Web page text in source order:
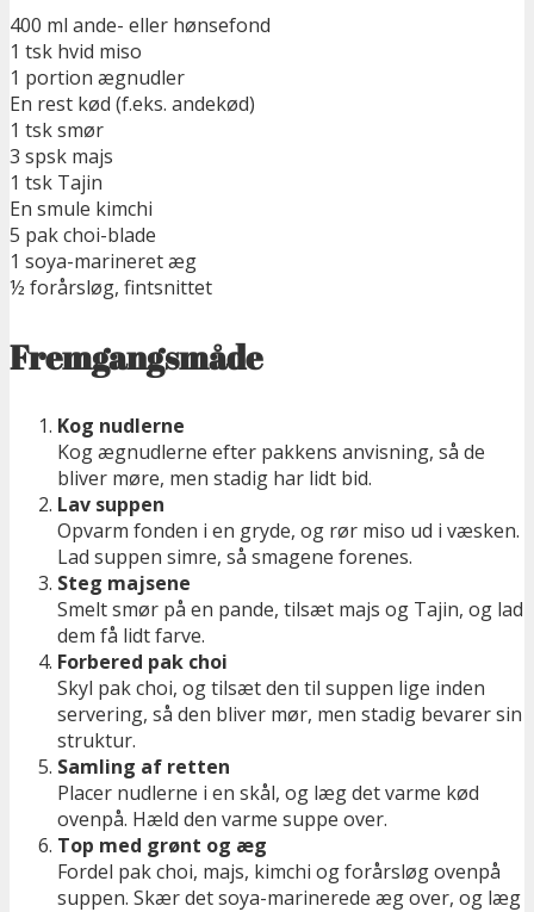
400 ml ande- eller hønsefond
1 tsk hvid miso
1 portion ægnudler
En rest kød (f.eks. andekød)
1 tsk smør
3 spsk majs
1 tsk Tajin
En smule kimchi
5 pak choi-blade
1 soya-marineret æg
½ forårsløg, fintsnittet
Fremgangsmåde
Kog nudlerne
Kog ægnudlerne efter pakkens anvisning, så de
bliver møre, men stadig har lidt bid.
Lav suppen
Opvarm fonden i en gryde, og rør miso ud i væsken.
Lad suppen simre, så smagene forenes.
Steg majsene
Smelt smør på en pande, tilsæt majs og Tajin, og lad
dem få lidt farve.
Forbered pak choi
Skyl pak choi, og tilsæt den til suppen lige inden
servering, så den bliver mør, men stadig bevarer sin
struktur.
Samling af retten
Placer nudlerne i en skål, og læg det varme kød
ovenpå. Hæld den varme suppe over.
Top med grønt og æg
Fordel pak choi, majs, kimchi og forårsløg ovenpå
suppen. Skær det soya-marinerede æg over, og læg